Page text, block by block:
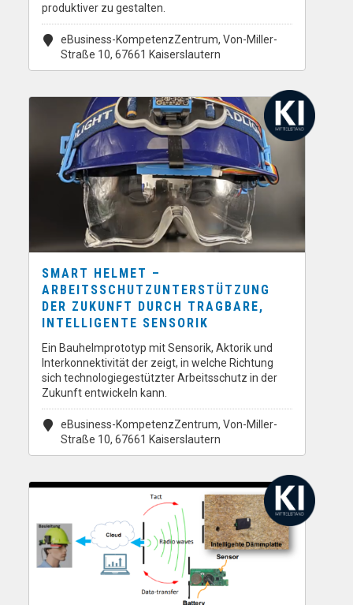
produktiver zu gestalten.
eBusiness-KompetenzZentrum, Von-Miller-
Straße 10, 67661 Kaiserslautern
SMART HELMET –
ARBEITSSCHUTZUNTERSTÜTZUNG
DER ZUKUNFT DURCH TRAGBARE,
INTELLIGENTE SENSORIK
Ein Bauhelmprototyp mit Sensorik, Aktorik und
Interkonnektivität der zeigt, in welche Richtung
sich technologiegestützter Arbeitsschutz in der
Zukunft entwickeln kann.
eBusiness-KompetenzZentrum, Von-Miller-
Straße 10, 67661 Kaiserslautern